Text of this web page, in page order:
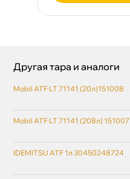
Другая тара и аналоги
Mobil ATF LT 71141 (20л)151008
Mobil ATF LT 71141 (208л) 151007
IDEMITSU ATF 1л 30450248724